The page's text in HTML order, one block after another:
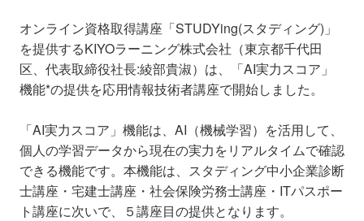
オンライン資格取得講座「STUDYing(スタディング)」
を提供するKIYOラーニング株式会社（東京都千代田
区、代表取締役社長:綾部貴淑）は、「AI実力スコア」
機能*の提供を応用情報技術者講座で開始しました。
「AI実力スコア」機能は、AI（機械学習）を活用して、
個人の学習データから現在の実力をリアルタイムで確認
できる機能です。本機能は、スタディング中小企業診断
士講座・宅建士講座・社会保険労務士講座・ITパスポー
ト講座に次いで、５講座目の提供となります。